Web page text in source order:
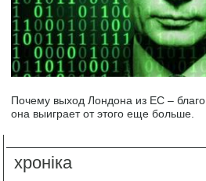
Почему выход Лондона из ЕС –
она выиграет от этого еще больше.
хроніка